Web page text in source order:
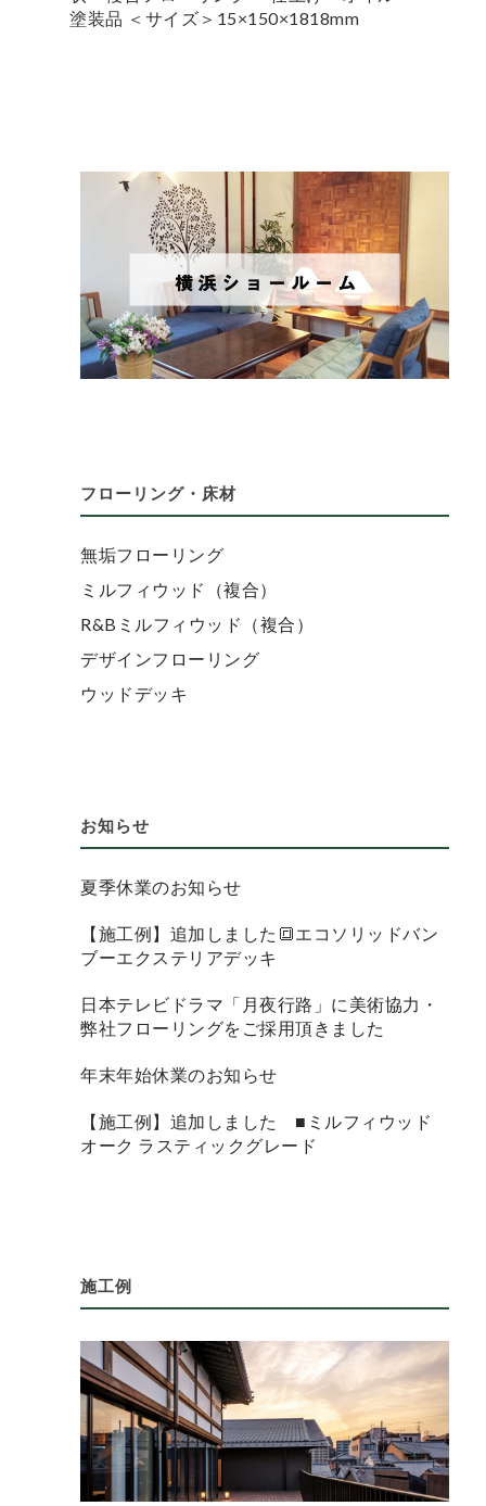
塗装品 ＜サイズ＞15×150×1818mm
フローリング・床材
無垢フローリング
ミルフィウッド（複合）
R&Bミルフィウッド（複合）
デザインフローリング
ウッドデッキ
お知らせ
夏季休業のお知らせ
【施工例】追加しました🔳エコソリッドバン
ブーエクステリアデッキ
日本テレビドラマ「月夜行路」に美術協力・
弊社フローリングをご採用頂きました
年末年始休業のお知らせ
【施工例】追加しました ■ミルフィウッド
オーク ラスティックグレード
施工例